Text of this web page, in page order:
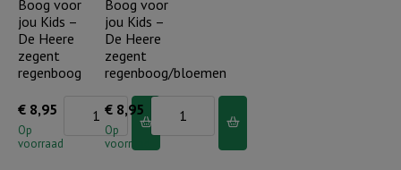
is
de
Goede
aantal
eendje
van
aantal
Boog voor
jou Kids –
De Heere
zegent
regenboog
€ 8,95
Op
voorraad
Boog voor
jou Kids –
De Heere
zegent
regenboog/bloemen
€ 8,95
Op
voorraad
voor
jou